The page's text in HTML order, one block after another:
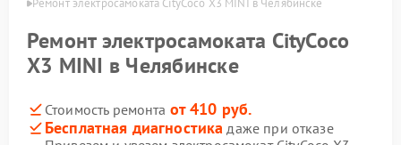
Ремонт электросамоката CityCoco X3 MINI в Челябинске
Ремонт электросамоката CityCoco
X3 MINI в Челябинске
Стоимость ремонта от 410 руб.
Бесплатная диагностика даже при отказе